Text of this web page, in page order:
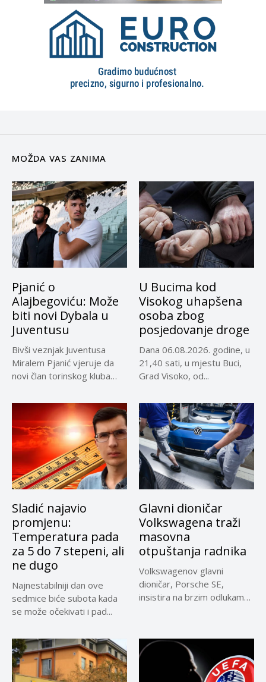
MOŽDA VAS ZANIMA
Pjanić o
Alajbegoviću: Može
biti novi Dybala u
Juventusu
Bivši veznjak Juventusa
Miralem Pjanić vjeruje da
novi član torinskog kluba
U Bucima kod
Visokog uhapšena
osoba zbog
posjedovanje droge
Dana 06.08.2026. godine, u
21,40 sati, u mjestu Buci,
Grad Visoko, od...
Sladić najavio
promjenu:
Temperatura pada
za 5 do 7 stepeni, ali
ne dugo
Najnestabilniji dan ove
sedmice biće subota kada
se može očekivati i pad...
Glavni dioničar
Volkswagena traži
masovna
otpuštanja radnika
Volkswagenov glavni
dioničar, Porsche SE,
insistira na brzim odlukama